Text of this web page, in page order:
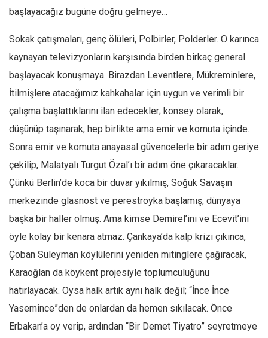
Amina S. Jenenkovic
Bağdagül Öz
Bu Sayı
Tüm Sayılar
Kategoriler
Kültür Sanat
7 soruda bu hafta
Ekonomi
Spor
Manzara
Sağlık
başlayacağız bugüne doğru gelmeye…
Sokak çatışmaları, genç ölüleri, Polbirler, Polderler. O karınca
kaynayan televizyonların karşısında birden birkaç general
başlayacak konuşmaya. Birazdan Leventlere, Mükreminlere,
İtilmişlere atacağımız kahkahalar için uygun ve verimli bir
çalışma başlattıklarını ilan edecekler; konsey olarak,
düşünüp taşınarak, hep birlikte ama emir ve komuta içinde.
Sonra emir ve komuta anayasal güvencelerle bir adım geriye
çekilip, Malatyalı Turgut Özal’ı bir adım öne çıkaracaklar.
Çünkü Berlin’de koca bir duvar yıkılmış, Soğuk Savaşın
merkezinde glasnost ve perestroyka başlamış, dünyaya
başka bir haller olmuş. Ama kimse Demirel’ini ve Ecevit’ini
öyle kolay bir kenara atmaz. Çankaya’da kalp krizi çıkınca,
Çoban Süleyman köylülerini yeniden mitinglere çağıracak,
Karaoğlan da köykent projesiyle toplumculuğunu
hatırlayacak. Oysa halk artık aynı halk değil; “İnce İnce
Yasemince”den de onlardan da hemen sıkılacak. Önce
Erbakan’a oy verip, ardından “Bir Demet Tiyatro” seyretmeye